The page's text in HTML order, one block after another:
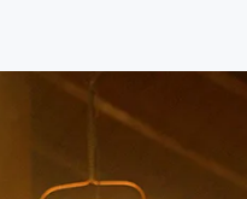
音楽
ゲーム・サー